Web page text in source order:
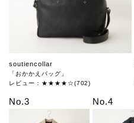
soutiencollar
「おかかえバッグ」
レビュー：★★★★☆(702)
No.3 No.4